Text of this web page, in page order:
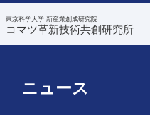
東京科学大学 新産業創成研究院
コマツ革新技術共創研究所
ニュース